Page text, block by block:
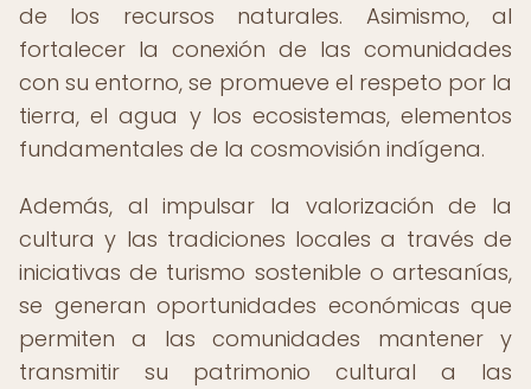
de los recursos naturales. Asimismo, al
fortalecer la conexión de las comunidades
con su entorno, se promueve el respeto por la
tierra, el agua y los ecosistemas, elementos
fundamentales de la cosmovisión indígena.
Además, al impulsar la valorización de la
cultura y las tradiciones locales a través de
iniciativas de turismo sostenible o artesanías,
se generan oportunidades económicas que
permiten a las comunidades mantener y
transmitir su patrimonio cultural a las